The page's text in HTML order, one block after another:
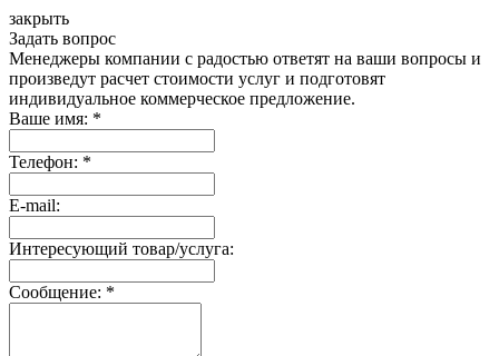
закрыть
Задать вопрос
Менеджеры компании с радостью ответят на ваши вопросы и
произведут расчет стоимости услуг и подготовят
индивидуальное коммерческое предложение.
Ваше имя: *
Телефон: *
E-mail:
Интересующий товар/услуга:
Сообщение: *